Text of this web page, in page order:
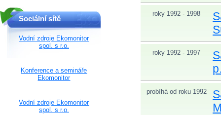
roky 1992 - 1998
roky 1992 - 1997
probíhá od roku 1992
Sociální sítě
Vodní zdroje Ekomonitor
spol. s r.o.
Konference a semináře
Ekomonitor
Vodní zdroje Ekomonitor
spol. s r.o.